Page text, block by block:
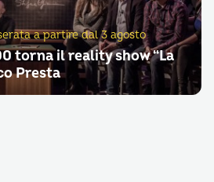
a partire dal 3 agosto
torna il reality show “La
Presta